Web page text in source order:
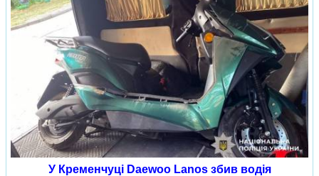
У Кременчуці Daewoo Lanos збив водія